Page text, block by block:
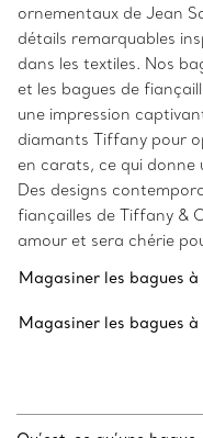
ornementaux de Jean
détails remarquables
dans les textiles. Nos
et les bagues de
une impression
diamants Tiffany pour
en carats, ce qui donne
Des designs
fiançailles de Tiffany &
amour et sera chérie
Magasiner les bagues
Magasiner les bagues